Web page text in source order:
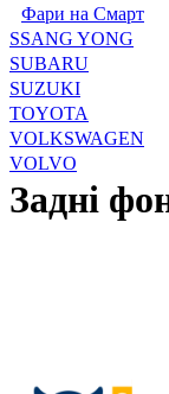
Фари на Смарт
SSANG YONG
SUBARU
SUZUKI
TOYOTA
VOLKSWAGEN
VOLVO
Задні